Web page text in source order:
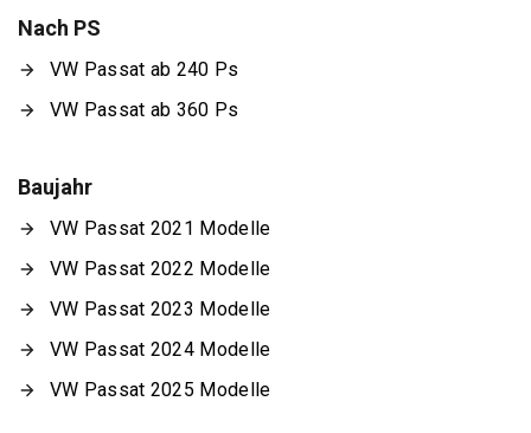
Nach PS
VW Passat ab 240 Ps
VW Passat ab 360 Ps
Baujahr
VW Passat 2021 Modelle
VW Passat 2022 Modelle
VW Passat 2023 Modelle
VW Passat 2024 Modelle
VW Passat 2025 Modelle